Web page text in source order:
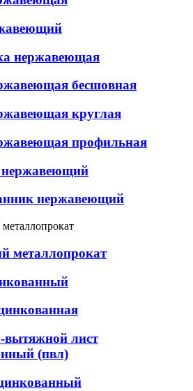
нержавеющая
бесшовная
круглая
профильная
нержавеющий
металлопрокат
вытяжной лист
(пвл)